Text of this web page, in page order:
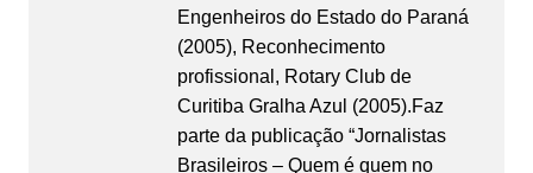
Engenheiros do Estado do Paraná
(2005), Reconhecimento
profissional, Rotary Club de
Curitiba Gralha Azul (2005).Faz
parte da publicação “Jornalistas
Brasileiros – Quem é quem no